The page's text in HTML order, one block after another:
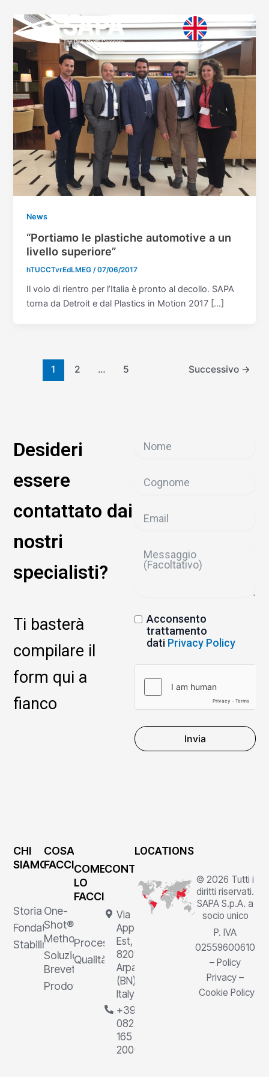
contenuto
News
“Portiamo le plastiche automotive a un
livello superiore”
hTUCCTvrEdLMEG /07/06/2017
Il volo di rientro per l’Italia è pronto al decollo. SAPA
torna da Detroit e dal Plastics in Motion 2017 […]
articoli
1 2 … 5 Successivo →
Desideri
essere
contattato dai
nostri
specialisti?
Ti basterà
compilare il
form qui a
fianco
Acconsento
trattamento
dati Privacy Policy
Invia
CHI
SIAMO
Storia
Fondatore
Stabilimenti
COSA
FACCIAMO
One-
Shot®
Method
Soluzioni
Brevettate
Prodotti
COME
LO
FACCIAMO
Processi
Qualità
CONTATTI
Via
Appia
Est, 1,
82011
Arpaia
(BN),
Italy
+39
0823
165
2000
LOCATIONS
© 2026 Tutti i
diritti riservati.
SAPA S.p.A. a
socio unico
P. IVA
02559600610
– Policy
Privacy –
Cookie Policy